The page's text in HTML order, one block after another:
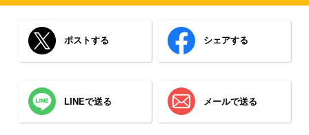
ポストする シェアする
LINEで送る メールで送る